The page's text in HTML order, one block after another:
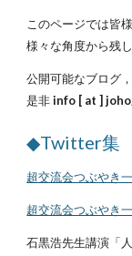
このページでは皆
様々な角度から残
公開可能なブログ
是非info [ at ]
◆Twitter集
超交流会つぶやき
超交流会つぶやき
石黒浩先生講演「